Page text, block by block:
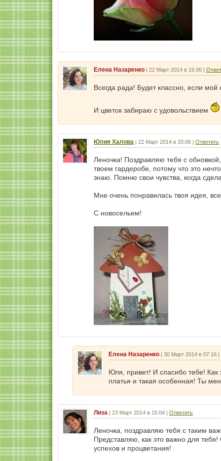
Елена Назаренко | 22 Март 2014 в 16:00 |
Всегда рада! Будет классно, если мой
И цветок забираю с удовольствием
Юлия Халова | 22 Март 2014 в 20:06 | Ответить
Леночка! Поздравляю тебя с
твоем гардеробе, потому что это
знаю. Помню свои чувства, когда
Мне очень понравилась твоя идея,
С новосельем!
Елена Назаренко | 30 Март 2014 в 07:16 |
Юля, привет! И спасибо тебе! Как
платья и такая особенная! Ты
Лиза | 23 Март 2014 в 15:04 | Ответить
Леночка, поздравляю тебя с таким
Представляю, как это важно для
успехов и процветания!